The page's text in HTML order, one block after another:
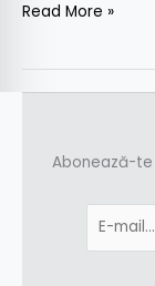
Read More »
Abonează-te